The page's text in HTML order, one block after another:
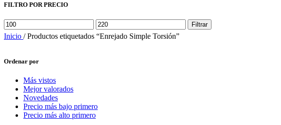
FILTRO POR PRECIO
Precio
mínimo
Precio
máximo
Filtrar
Inicio / Productos etiquetados “Enrejado Simple Torsión”
Ordenar por
Más vistos
Mejor valorados
Novedades
Precio más bajo primero
Precio más alto primero